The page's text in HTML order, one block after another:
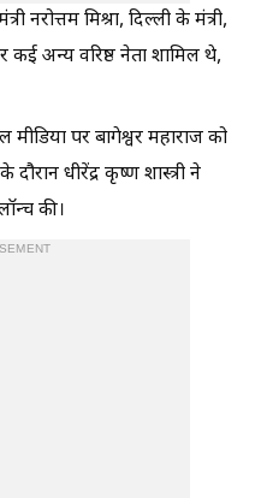
नरोत्तम मिश्रा, दिल्ली के मंत्री,
अन्य वरिष्ठ नेता शामिल थे,
पर बागेश्वर महाराज को
धीरेंद्र कृष्ण शास्त्री ने
की।